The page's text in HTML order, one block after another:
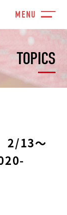
TOPICS
2/13～